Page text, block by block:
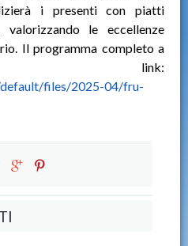
i presenti con piatti
le eccellenze
Il programma completo a
link:
files/2025-04/fru-